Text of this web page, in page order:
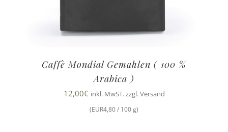
Caffè Mondial Gemahlen ( 100 %
Arabica )
12,00€ inkl. MwST. zzgl. Versand
(EUR4,80 / 100 g)